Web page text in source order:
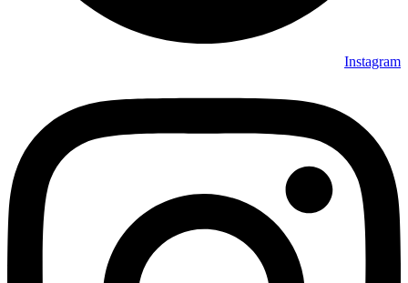
Instagram